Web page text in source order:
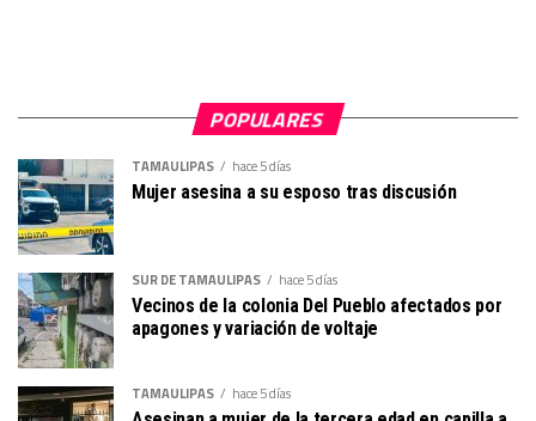
POPULARES
TAMAULIPAS hace 5 días
Mujer asesina a su esposo tras discusión
SUR DE TAMAULIPAS hace 5 días
Vecinos de la colonia Del Pueblo afectados por
apagones y variación de voltaje
TAMAULIPAS hace 5 días